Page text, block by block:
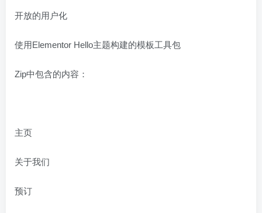
开放的用户化
使用Elementor Hello主题构建的模板工具包
Zip中包含的内容：
主页
关于我们
预订